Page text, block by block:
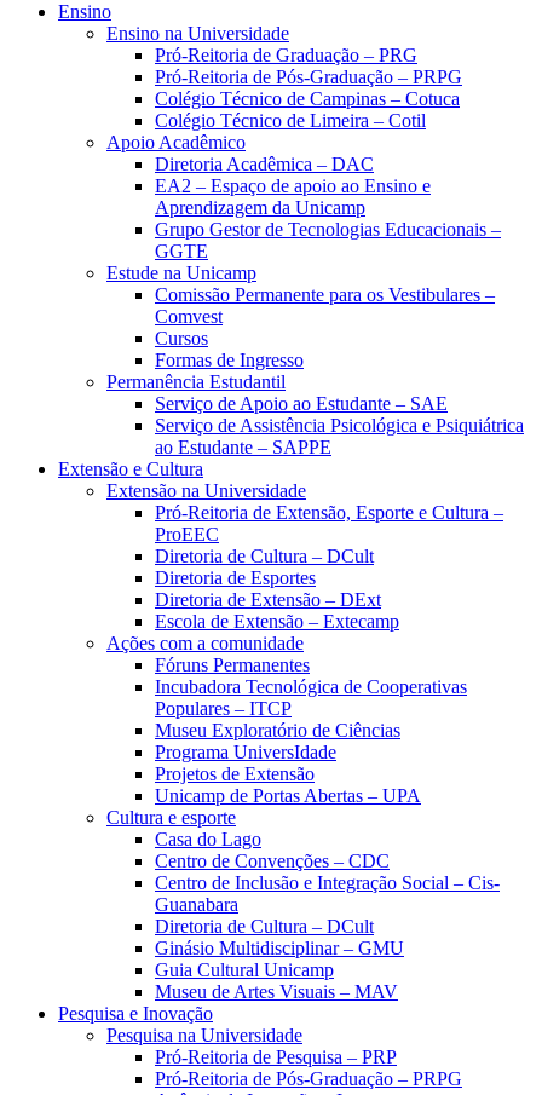
Ensino
Ensino na Universidade
Pró-Reitoria de Graduação – PRG
Pró-Reitoria de Pós-Graduação – PRPG
Colégio Técnico de Campinas – Cotuca
Colégio Técnico de Limeira – Cotil
Apoio Acadêmico
Diretoria Acadêmica – DAC
EA2 – Espaço de apoio ao Ensino e
Aprendizagem da Unicamp
Grupo Gestor de Tecnologias Educacionais –
GGTE
Estude na Unicamp
Comissão Permanente para os Vestibulares –
Comvest
Cursos
Formas de Ingresso
Permanência Estudantil
Serviço de Apoio ao Estudante – SAE
Serviço de Assistência Psicológica e Psiquiátrica
ao Estudante – SAPPE
Extensão e Cultura
Extensão na Universidade
Pró-Reitoria de Extensão, Esporte e Cultura –
ProEEC
Diretoria de Cultura – DCult
Diretoria de Esportes
Diretoria de Extensão – DExt
Escola de Extensão – Extecamp
Ações com a comunidade
Fóruns Permanentes
Incubadora Tecnológica de Cooperativas
Populares – ITCP
Museu Exploratório de Ciências
Programa UniversIdade
Projetos de Extensão
Unicamp de Portas Abertas – UPA
Cultura e esporte
Casa do Lago
Centro de Convenções – CDC
Centro de Inclusão e Integração Social – Cis-
Guanabara
Diretoria de Cultura – DCult
Ginásio Multidisciplinar – GMU
Guia Cultural Unicamp
Museu de Artes Visuais – MAV
Pesquisa e Inovação
Pesquisa na Universidade
Pró-Reitoria de Pesquisa – PRP
Pró-Reitoria de Pós-Graduação – PRPG